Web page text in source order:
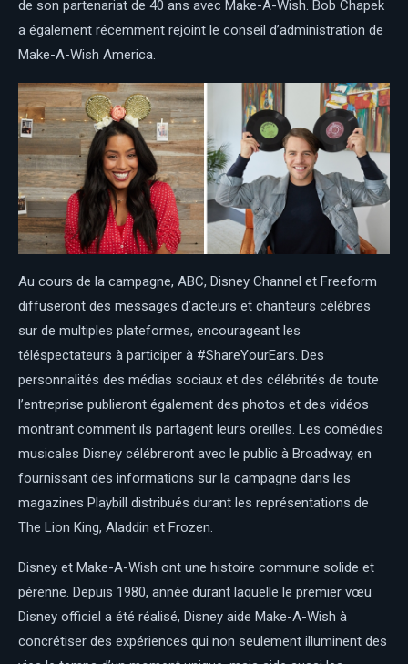
de son partenariat de 40 ans avec Make-A-Wish. Bob Chapek
a également récemment rejoint le conseil d’administration de
Make-A-Wish America.
Au cours de la campagne, ABC, Disney Channel et Freeform
diffuseront des messages d’acteurs et chanteurs célèbres
sur de multiples plateformes, encourageant les
téléspectateurs à participer à #ShareYourEars. Des
personnalités des médias sociaux et des célébrités de toute
l’entreprise publieront également des photos et des vidéos
montrant comment ils partagent leurs oreilles. Les comédies
musicales Disney célébreront avec le public à Broadway, en
fournissant des informations sur la campagne dans les
magazines Playbill distribués durant les représentations de
The Lion King, Aladdin et Frozen.
Disney et Make-A-Wish ont une histoire commune solide et
pérenne. Depuis 1980, année durant laquelle le premier vœu
Disney officiel a été réalisé, Disney aide Make-A-Wish à
concrétiser des expériences qui non seulement illuminent des